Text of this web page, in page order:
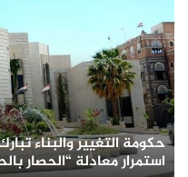
حكومة التغيير والبناء
استمرار معادلة “الحصار